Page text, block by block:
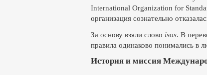
International Organization for
организация сознательно
За основу взяли слово isos. В
правила одинаково понимались в
История и миссия